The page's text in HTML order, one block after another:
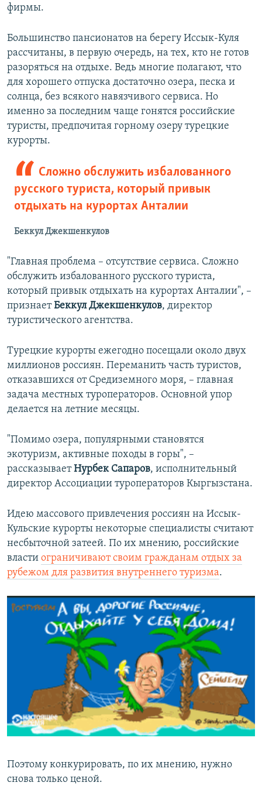
фирмы.
Большинство пансионатов на берегу Иссык-Куля
рассчитаны, в первую очередь, на тех, кто не готов
разоряться на отдыхе. Ведь многие полагают, что
для хорошего отпуска достаточно озера, песка и
солнца, без всякого навязчивого сервиса. Но
именно за последним чаще гонятся российские
туристы, предпочитая горному озеру турецкие
курорты.
Сложно обслужить избалованного
русского туриста, который привык
отдыхать на курортах Анталии
Беккул Джекшенкулов
"Главная проблема – отсутствие сервиса. Сложно
обслужить избалованного русского туриста,
который привык отдыхать на курортах Анталии", –
признаетБеккул Джекшенкулов, директор
туристического агентства.
Турецкие курорты ежегодно посещали около двух
миллионов россиян. Переманить часть туристов,
отказавшихся от Средиземного моря, – главная
задача местных туроператоров. Основной упор
делается на летние месяцы.
"Помимо озера, популярными становятся
экотуризм, активные походы в горы", –
рассказываетНурбек Сапаров, исполнительный
директор Ассоциации туроператоров Кыргызстана.
Идею массового привлечения россиян на Иссык-
Кульские курорты некоторые специалисты считают
несбыточной затеей. По их мнению, российские
власти ограничивают своим гражданам отдых за
рубежом для развития внутреннего туризма.
Поэтому конкурировать, по их мнению, нужно
снова только ценой.